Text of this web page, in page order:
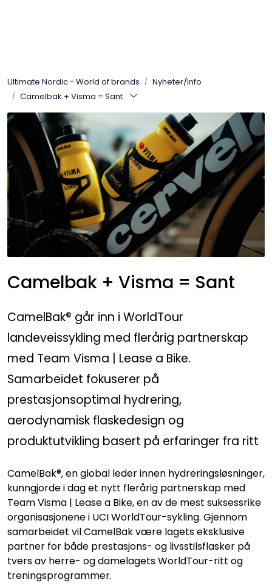
Ultimate Nordic - World of brands
Nyheter/Info
Camelbak + Visma = Sant
Camelbak + Visma = Sant
CamelBak® går inn i WorldTour
landeveissykling med flerårig partnerskap
med Team Visma | Lease a Bike.
Samarbeidet fokuserer på
prestasjonsoptimal hydrering,
aerodynamisk flaskedesign og
produktutvikling basert på erfaringer fra ritt
CamelBak®, en global leder innen hydreringsløsninger,
kunngjorde i dag et nytt flerårig partnerskap med
Team Visma | Lease a Bike, en av de mest suksessrike
organisasjonene i UCI WorldTour-sykling. Gjennom
samarbeidet vil CamelBak være lagets eksklusive
partner for både prestasjons- og livsstilsflasker på
tvers av herre- og damelagets WorldTour-ritt og
treningsprogrammer.
Nyheter/Info
Mediaportalen